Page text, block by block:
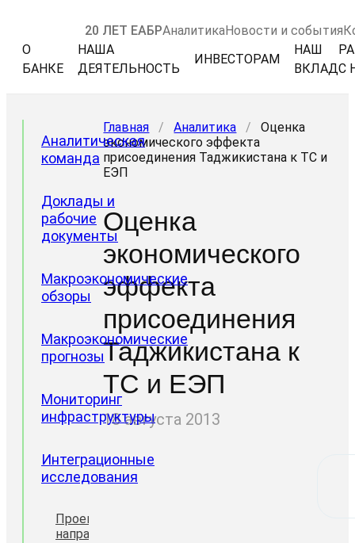
20 ЛЕТ ЕАБРАналитикаНовости и события
О
БАНКЕ
НАША
ДЕЯТЕЛЬНОСТЬ
ИНВЕСТОРАМ
НАШ
ВКЛАДС
Аналитическая
команда
Доклады и
рабочие
документы
Макроэкономические
обзоры
Макроэкономические
прогнозы
Мониторинг
инфраструктуры
Интеграционные
исследования
Проектные
направления
Главная / Аналитика /
Оценка
экономического эффекта
присоединения Таджикистана к ТС и
ЕЭП
Оценка
экономического
эффекта
присоединения
Таджикистана к
ТС и ЕЭП
18 августа 2013